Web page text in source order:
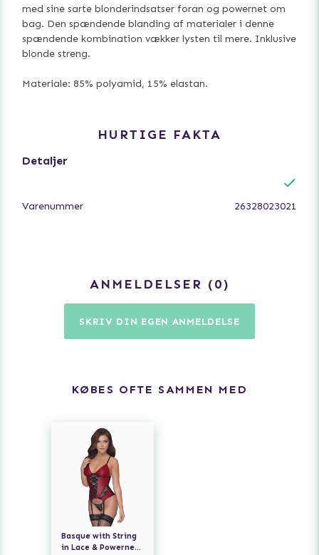
med sine sarte blonderindsatser foran og powernet om
bag. Den spændende blanding af materialer i denne
spændende kombination vækker lysten til mere. Inklusive
blonde streng.
Materiale: 85% polyamid, 15% elastan.
HURTIGE FAKTA
Detaljer
Varenummer 26328023021
ANMELDELSER 0
SKRIV DIN EGEN ANMELDELSE
KØBES OFTE SAMMEN MED
Basque with String
in Lace & Powernet